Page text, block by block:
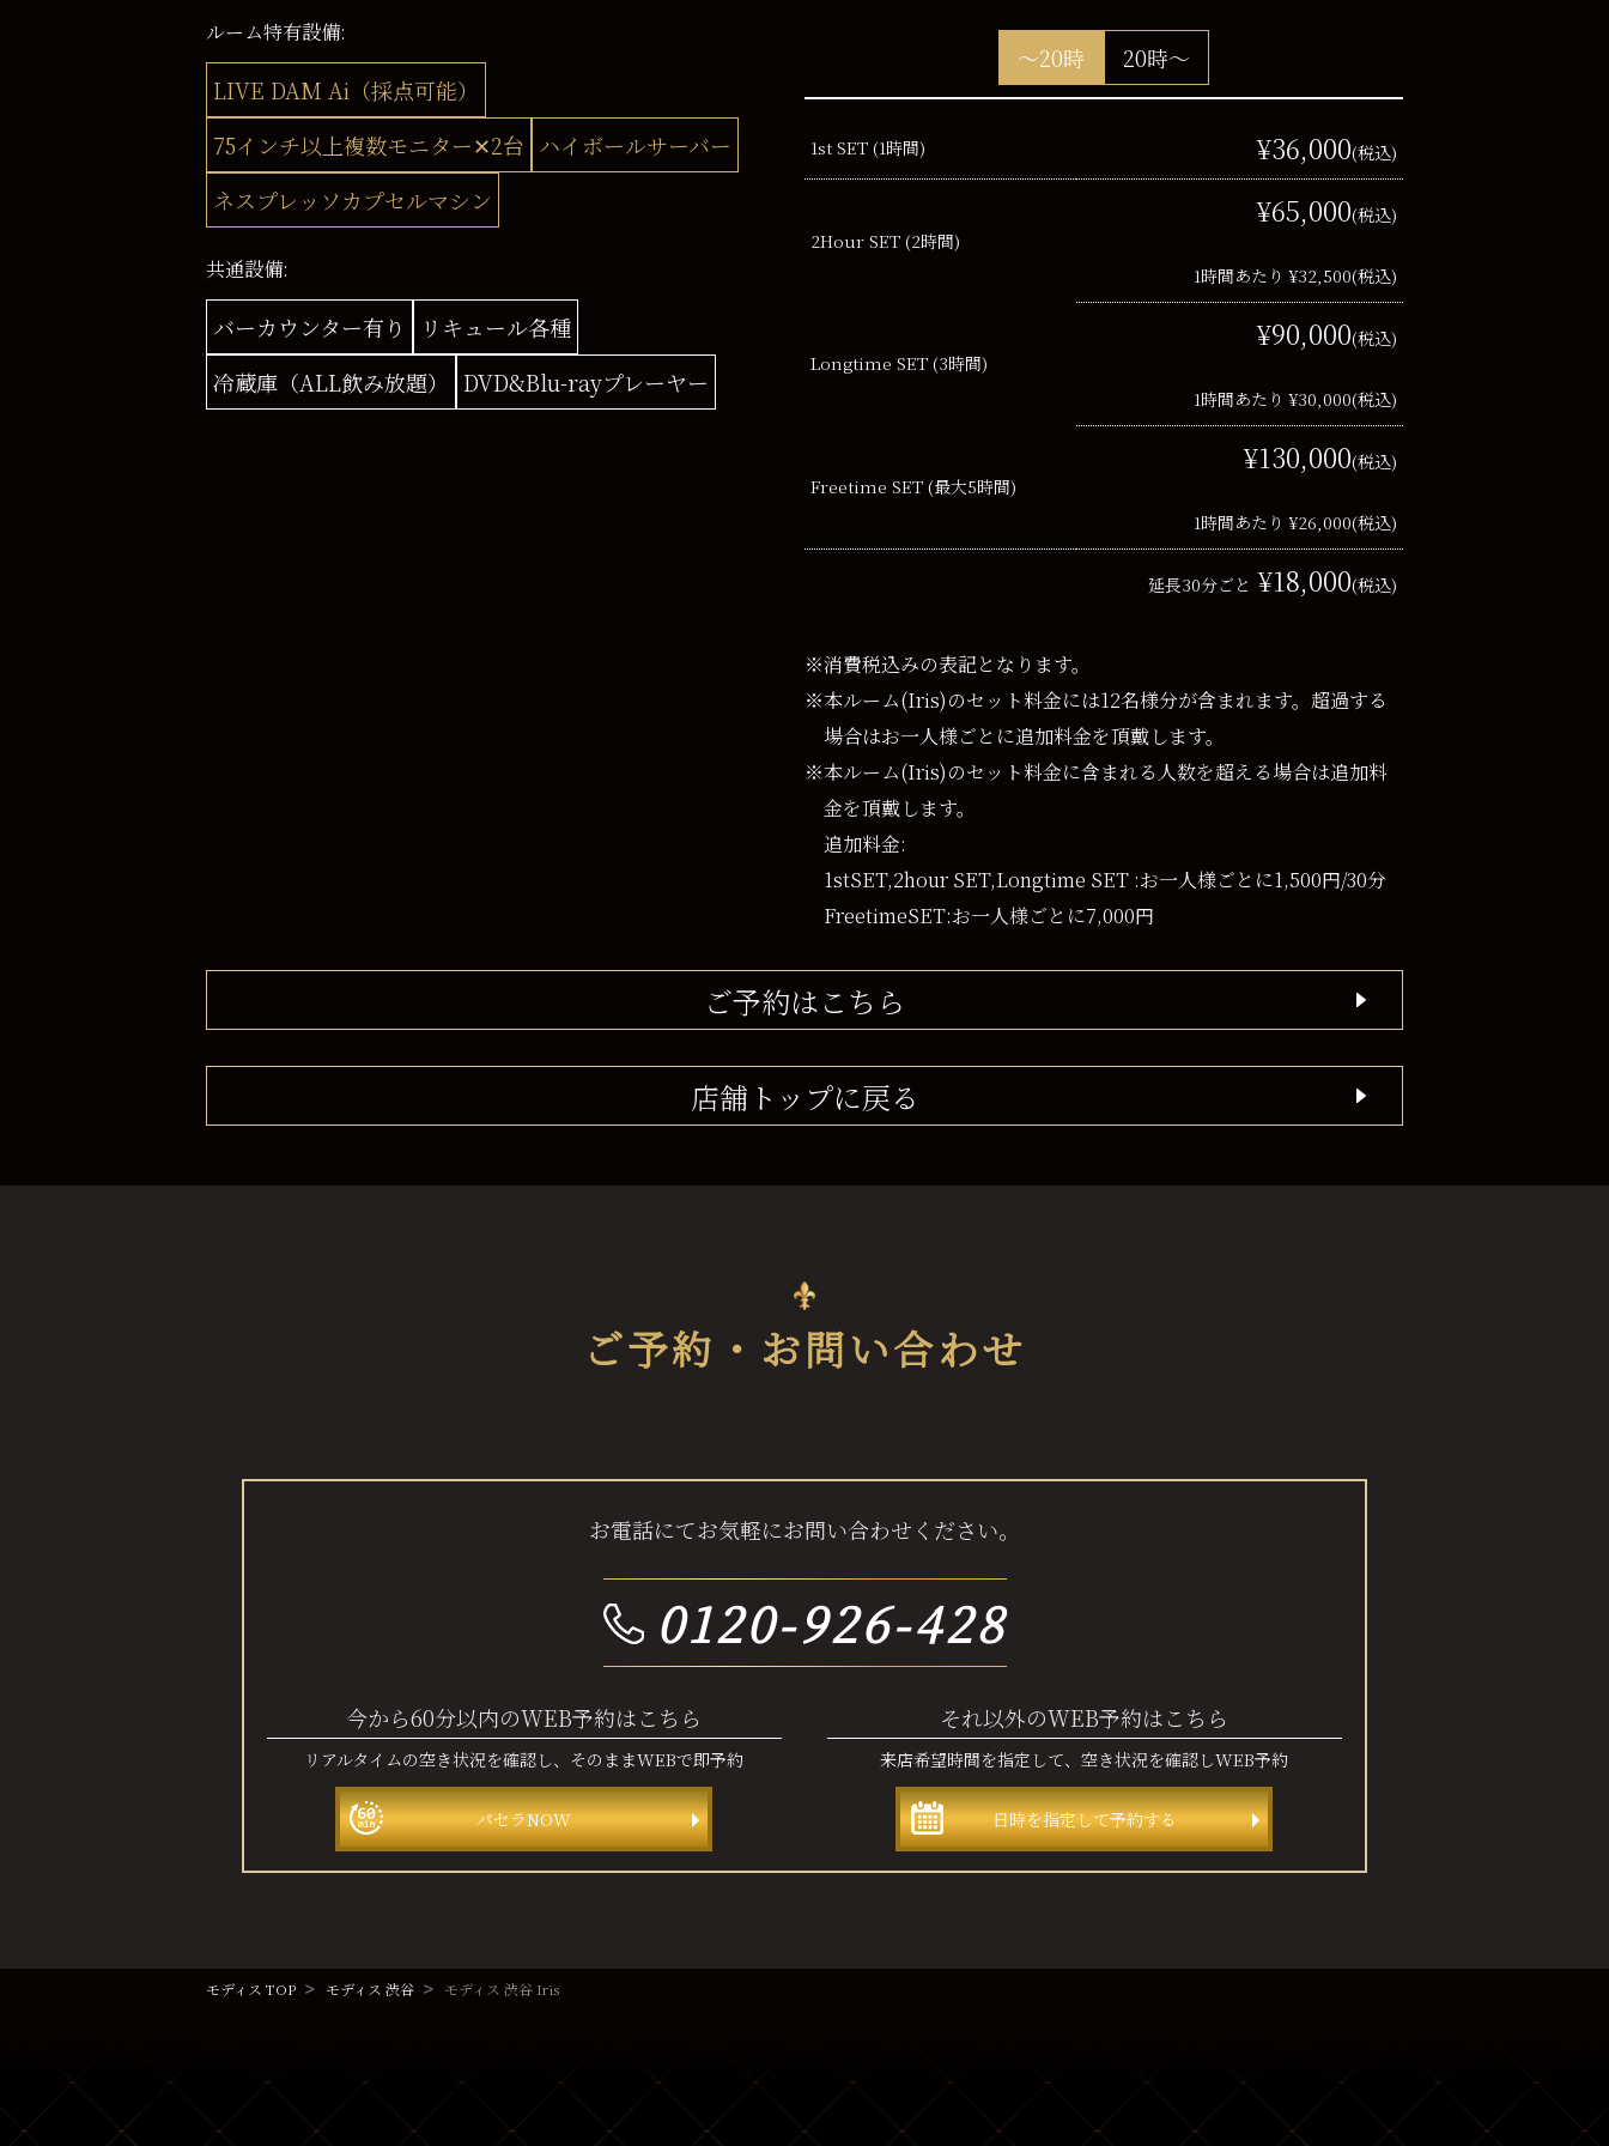
ルーム特有設備:
LIVE DAM Ai（採点可能）
75インチ以上複数モニター✕2台 ハイボールサーバー
ネスプレッソカプセルマシン
共通設備:
バーカウンター有り
リキュール各種
冷蔵庫（ALL飲み放題）
DVD&Blu-rayプレーヤー
～20時 20時～
1st SET (1時間) ¥36,000(税込)
2Hour SET (2時間)
¥65,000(税込)
1時間あたり ¥32,500(税込)
Longtime SET (3時間)
¥90,000(税込)
1時間あたり ¥30,000(税込)
Freetime SET (最大5時間)
¥130,000(税込)
1時間あたり ¥26,000(税込)
延長30分ごと ¥18,000(税込)
※消費税込みの表記となります。
※本ルーム(Iris)のセット料金には12名様分が含まれます。超過する
場合はお一人様ごとに追加料金を頂戴します。
※本ルーム(Iris)のセット料金に含まれる人数を超える場合は追加料
金を頂戴します。
追加料金:
1stSET,2hour SET,Longtime SET :お一人様ごとに1,500円/30分
FreetimeSET:お一人様ごとに7,000円
ご予約はこちら
店舗トップに戻る
ご予約・お問い合わせ
お電話にてお気軽にお問い合わせください。
0120-926-428
今から60分以内のWEB予約はこちら
リアルタイムの空き状況を確認し、 そのままWEBで即予約
パセラNOW
それ以外のWEB予約はこちら
来店希望時間を指定して、空き状況を確認しWEB予約
日時を指定して予約する
モディス TOP モディス 渋谷 モディス 渋谷 Iris